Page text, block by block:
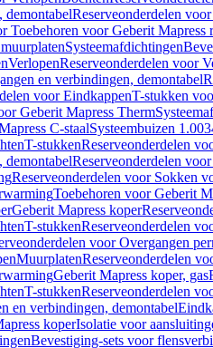
demontabelReserveonderdelen
Toebehoren voor Geberit Mapress
Systeemafdichtingen
VerlopenReserveonderdelen voor
en verbindingen, demontabel
voor EindkappenT-stukken
Geberit Mapress Therm
C-staalSysteembuizen
T-stukkenReserveonderdelen
demontabelReserveonderdelen
Reserveonderdelen voor Sokken
Toebehoren voor Geberit
Geberit Mapress koper
T-stukkenReserveonderdelen
voor Overgangen
MuurplatenReserveonderdelen
Geberit Mapress koper, gas
T-stukkenReserveonderdelen
en verbindingen, demontabel
koperIsolatie voor
Bevestiging-sets voor